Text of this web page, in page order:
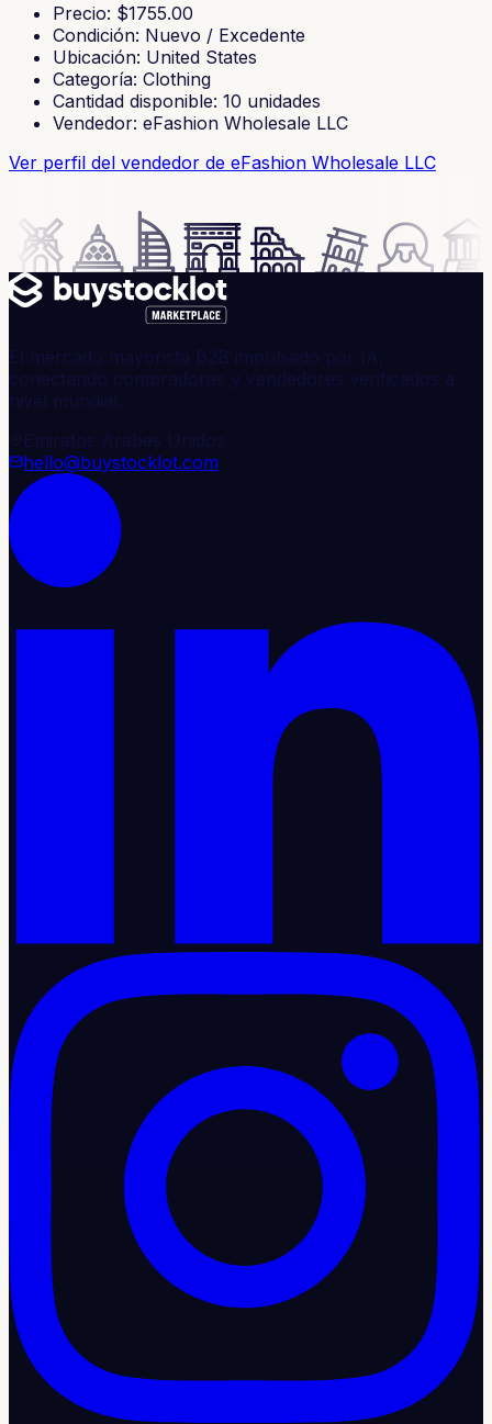
Precio: $1755.00
Condición: Nuevo / Excedente
Ubicación: United States
Categoría: Clothing
Cantidad disponible: 10 unidades
Vendedor: eFashion Wholesale LLC
Ver perfil del vendedor de eFashion Wholesale LLC
El mercado mayorista B2B impulsado por IA,
conectando compradores y vendedores verificados a
nivel mundial.
Emiratos Árabes Unidos
hello@buystocklot.com